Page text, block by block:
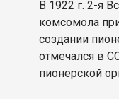
В 1922 г. 2-я
комсомола
создании
отмечался в
пионерской